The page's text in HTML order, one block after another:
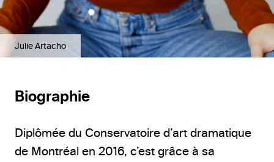
Julie Artacho
Biographie
Diplômée du Conservatoire d’art dramatique
de Montréal en 2016, c’est grâce à sa